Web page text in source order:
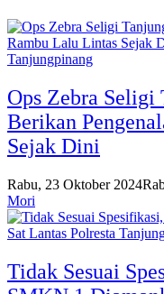
Tanjungpinang
Ops Zebra Seligi
Berikan
Sejak Dini
Rabu, 23 Oktober 2024
Mori
Tidak Sesuai